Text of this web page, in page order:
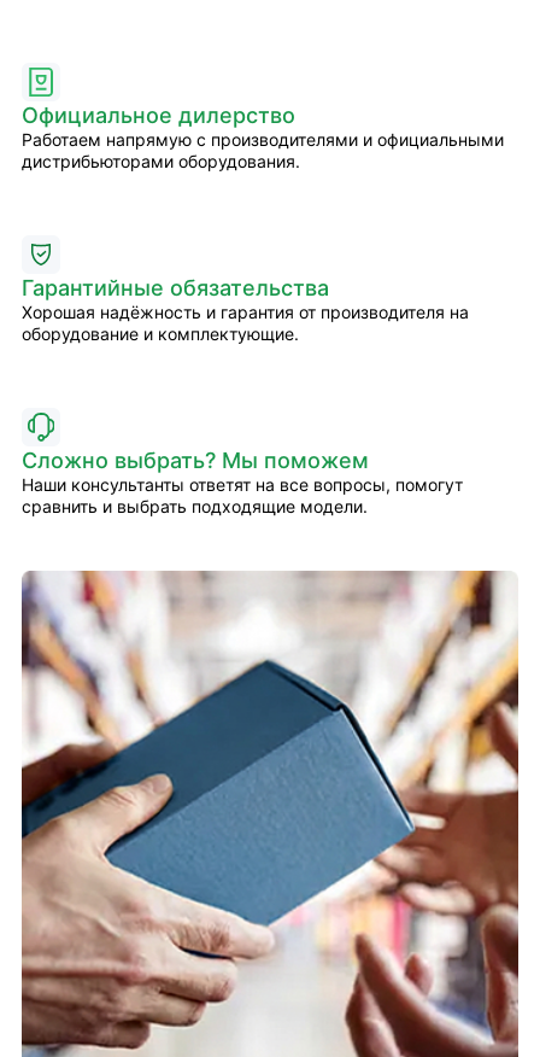
Официальное дилерство
Работаем напрямую с производителями и официальными
дистрибьюторами оборудования.
Гарантийные обязательства
Хорошая надёжность и гарантия от производителя на
оборудование и комплектующие.
Сложно выбрать? Мы поможем
Наши консультанты ответят на все вопросы, помогут
сравнить и выбрать подходящие модели.